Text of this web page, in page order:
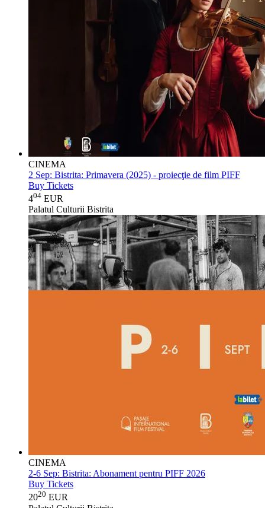
CINEMA
2 Sep: Bistrita: Primavera (2025) - proiecţie de film PIFF
Buy Tickets
404 EUR
Palatul Culturii Bistrita
CINEMA
2-6 Sep: Bistrita: Abonament pentru PIFF 2026
Buy Tickets
2020 EUR